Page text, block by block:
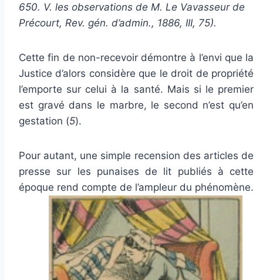
650. V. les observations de M. Le Vavasseur de
Précourt, Rev. gén. d’admin., 1886, III, 75).
Cette fin de non-recevoir démontre à l’envi que la
Justice d’alors considère que le droit de propriété
l’emporte sur celui à la santé. Mais si le premier
est gravé dans le marbre, le second n’est qu’en
gestation (5).
Pour autant, une simple recension des articles de
presse sur les punaises de lit publiés à cette
époque rend compte de l’ampleur du phénomène.